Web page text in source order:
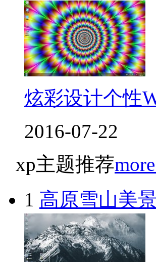
炫彩设计个性
2016-07-22
xp主题推荐
1 高原雪山美